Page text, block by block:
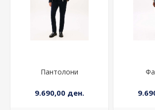
Пантолони
9.690,00 ден.